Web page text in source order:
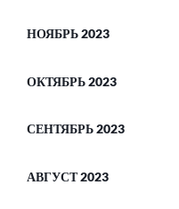
НОЯБРЬ 2023
ОКТЯБРЬ 2023
СЕНТЯБРЬ 2023
АВГУСТ 2023